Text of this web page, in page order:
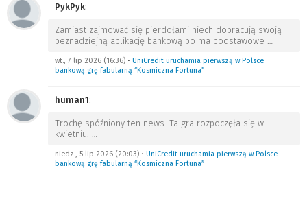
PykPyk:
Zamiast zajmować się pierdołami niech dopracują swoją
beznadziejną aplikację bankową bo ma podstawowe …
wt., 7 lip 2026 (16:36) • UniCredit uruchamia pierwszą w Polsce
bankową grę fabularną “Kosmiczna Fortuna”
human1:
Trochę spóźniony ten news. Ta gra rozpoczęła się w
kwietniu. …
niedz., 5 lip 2026 (20:03) • UniCredit uruchamia pierwszą w Polsce
bankową grę fabularną “Kosmiczna Fortuna”